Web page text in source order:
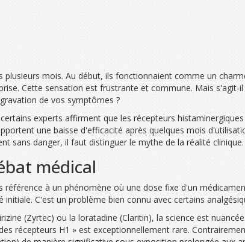
plusieurs mois. Au début, ils fonctionnaient comme un
Cette sensation est frustrante et commune. Mais s'agit-
de vos symptômes ?
experts affirment que les récepteurs
une baisse d'efficacité après quelques mois
sans danger, il faut distinguer le mythe de la réalité clinique.
médical
référence à un phénomène où une dose fixe d'un
C'est un problème bien connu avec certains
(Zyrtec) ou la loratadine (Claritin), la science est
récepteurs H1 » est exceptionnellement rare.